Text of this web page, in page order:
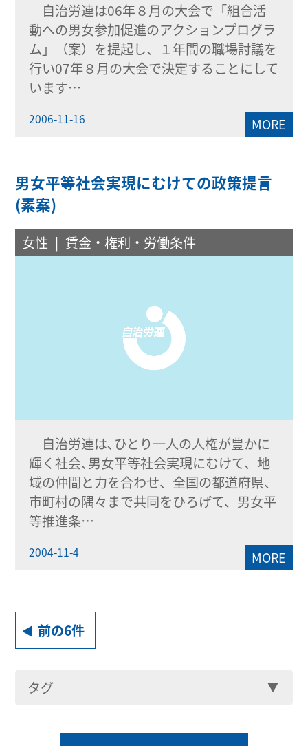
自治労連は06年８月の大会で「組合活
動への男女参加促進のアクションプログラ
ム」（案）を提起し、１年間の職場討議を
行い07年８月の大会で決定することにして
います…
2006-11-16 MORE
男女平等社会実現にむけての政策提言
(素案)
女性 賃金・権利・労働条件
自治労連は､ひとり一人の人権が豊かに
輝く社会､男女平等社会実現にむけて、地
域の仲間と力を合わせ、全国の都道府県、
市町村の隅々まで共同をひろげて、男女平
等推進条…
2004-11-4 MORE
前の6件
タグ